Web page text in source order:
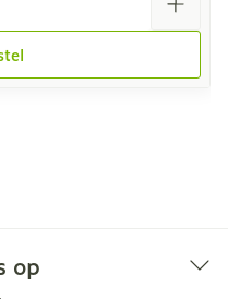
op